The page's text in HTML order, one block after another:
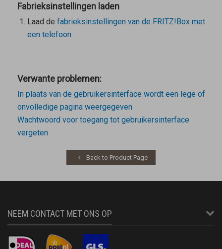
Fabrieksinstellingen laden
Laad de fabrieksinstellingen van de FRITZ!Box met
een telefoon
Verwante problemen:
In plaats van de gebruikersinterface wordt een lege of
onvolledige pagina weergegeven
Wachtwoord voor toegang tot gebruikersinterface
vergeten
Back to Product Page
NEEM CONTACT MET ONS OP